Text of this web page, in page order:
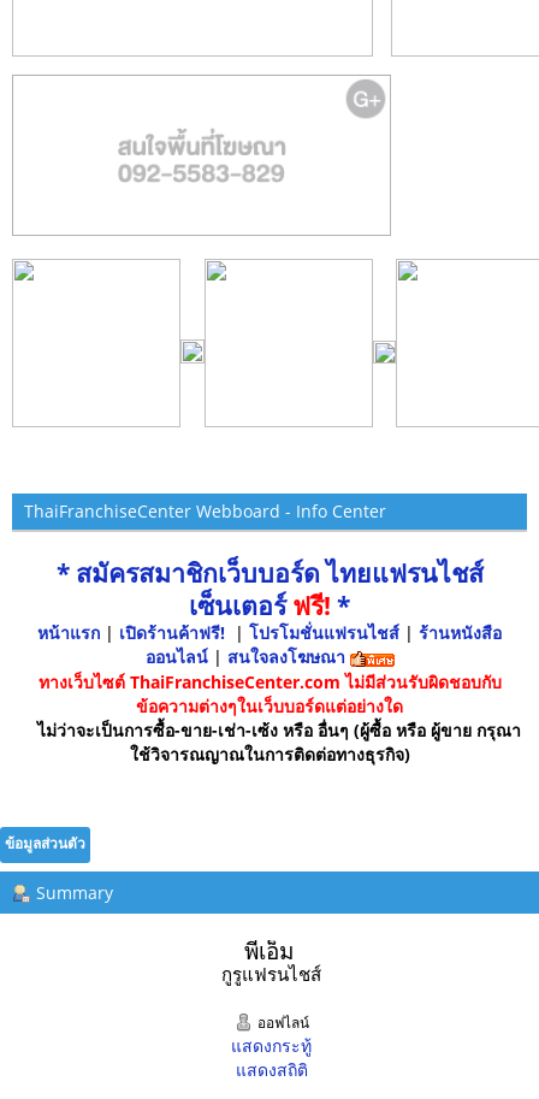
ThaiFranchiseCenter Webboard - Info Center
* สมัครสมาชิกเว็บบอร์ด ไทยแฟรนไชส์
เซ็นเตอร์ฟรี! *
หน้าแรก | เปิดร้านค้าฟรี! | โปรโมชั่นแฟรนไชส์ | ร้านหนังสือ
ออนไลน์ | สนใจลงโฆษณา
ทางเว็บไซต์ ThaiFranchiseCenter.com ไม่มีส่วนรับผิดชอบกับ
ข้อความต่างๆในเว็บบอร์ดแต่อย่างใด
ไม่ว่าจะเป็นการซื้อ-ขาย-เช่า-เซ้ง หรือ อื่นๆ (ผู้ซื้อ หรือ ผู้ขาย กรุณา
ใช้วิจารณญาณในการติดต่อทางธุรกิจ)
ข้อมูลส่วนตัว
Summary
พี่เอ็ม
กูรูแฟรนไชส์
ออฟไลน์
แสดงกระทู้
แสดงสถิติ